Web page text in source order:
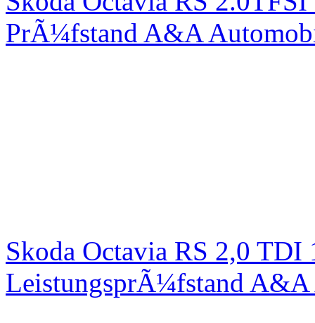
PrÃ¼fstand A&A
Skoda Octavia RS 2,0
LeistungsprÃ¼fstand